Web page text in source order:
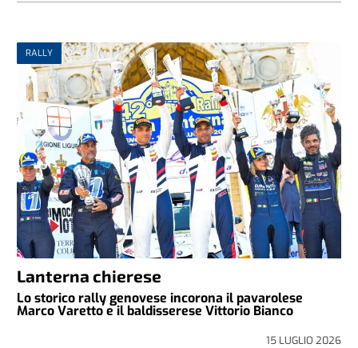
RALLY
Lanterna chierese
Lo storico rally genovese incorona il pavarolese
Marco Varetto e il baldisserese Vittorio Bianco
15 LUGLIO 2026